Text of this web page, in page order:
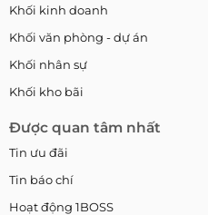
Khối kinh doanh
Khối văn phòng - dự án
Khối nhân sự
Khối kho bãi
Được quan tâm nhất
Tin ưu đãi
Tin báo chí
Hoạt động 1BOSS